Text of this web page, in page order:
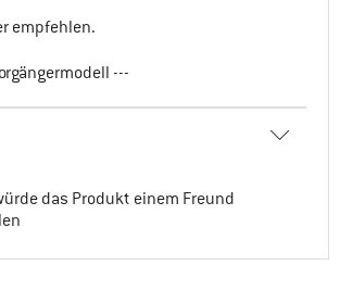
empfehlen.
---
das Produkt einem Freund